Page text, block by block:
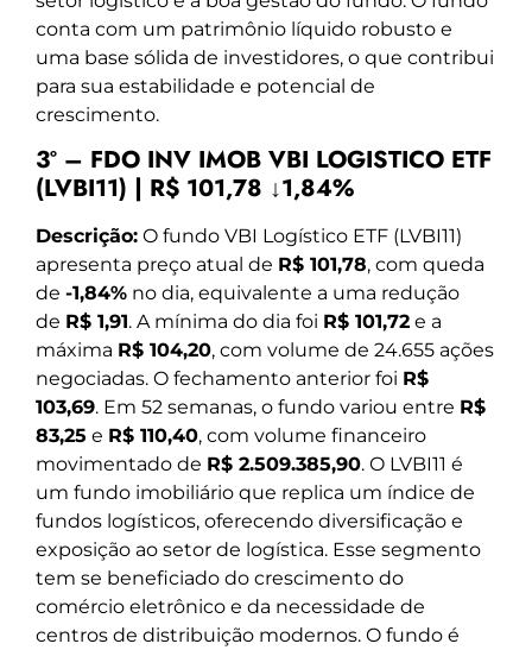
conta com um patrimônio líquido robusto e
uma base sólida de investidores, o que contribui
para sua estabilidade e potencial de
crescimento.
3º – FDO INV IMOB VBI LOGISTICO ETF
(LVBI11) | R$ 101,78 ↓1,84%
Descrição: O fundo VBI Logístico ETF (LVBI11)
apresenta preço atual de R$ 101,78, com queda
de -1,84% no dia, equivalente a uma redução
de R$ 1,91. A mínima do dia foi R$ 101,72 e a
máxima R$ 104,20, com volume de 24.655 ações
negociadas. O fechamento anterior foi R$
103,69. Em 52 semanas, o fundo variou entre R$
83,25 e R$ 110,40, com volume financeiro
movimentado de R$ 2.509.385,90. O LVBI11 é
um fundo imobiliário que replica um índice de
fundos logísticos, oferecendo diversificação e
exposição ao setor de logística. Esse segmento
tem se beneficiado do crescimento do
comércio eletrônico e da necessidade de
centros de distribuição modernos. O fundo é